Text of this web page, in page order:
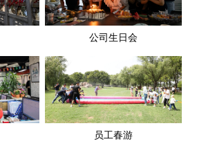
公司生日会
员工春游